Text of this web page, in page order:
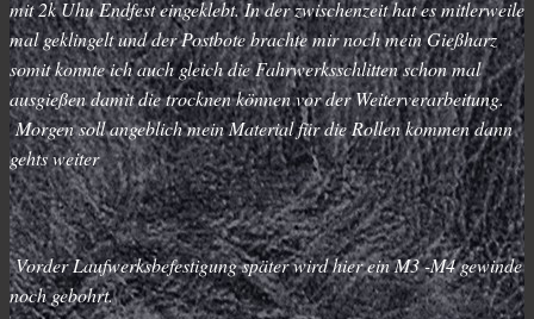
mit 2k Uhu Endfest eingeklebt. In der zwischenzeit hat es mitlerweile
mal geklingelt und der Postbote brachte mir noch mein Gießharz
somit konnte ich auch gleich die Fahrwerksschlitten schon mal
ausgießen damit die trocknen können vor der Weiterverarbeitung.
Morgen soll angeblich mein Material für die Rollen kommen dann
gehts weiter
Vorder Laufwerksbefestigung später wird hier ein M3 -M4 gewinde
noch gebohrt.